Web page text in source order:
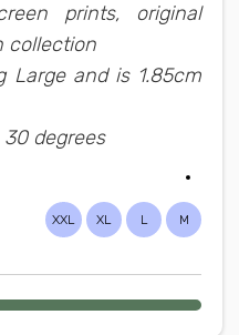
prints, original
collection
Large and is 1.85cm
degrees
M
L
XL
XXL